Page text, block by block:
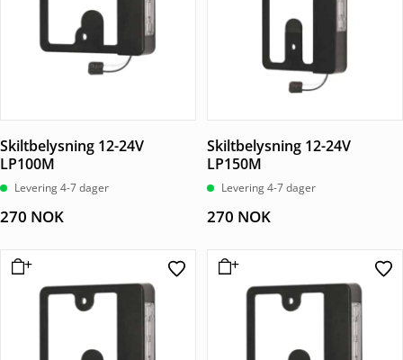
Skiltbelysning 12-24V
LP100M
Levering 4-7 dager
270 NOK
Skiltbelysning 12-24V
LP150M
Levering 4-7 dager
270 NOK